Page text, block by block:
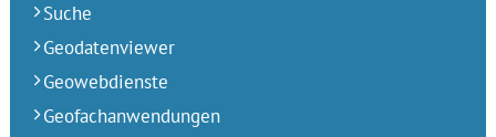
Suche
Geodatenviewer
Geowebdienste
Geofachanwendungen